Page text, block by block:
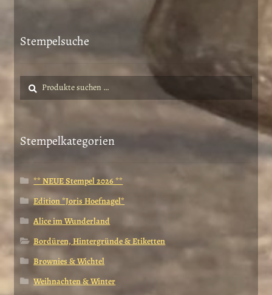
Stempelsuche
Suche
nach:
Suchen
Stempelkategorien
** NEUE Stempel 2026 **
Edition *Joris Hoefnagel*
Alice im Wunderland
Bordüren, Hintergründe & Etiketten
Brownies & Wichtel
Weihnachten & Winter